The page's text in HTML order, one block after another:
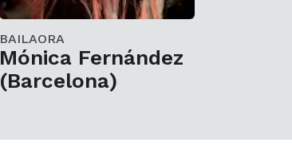
BAILAORA
Mónica Fernández
(Barcelona)